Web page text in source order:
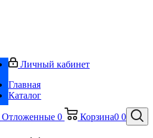
Отложенные 0 Корзина0 0
Личный кабинет
Главная
Каталог